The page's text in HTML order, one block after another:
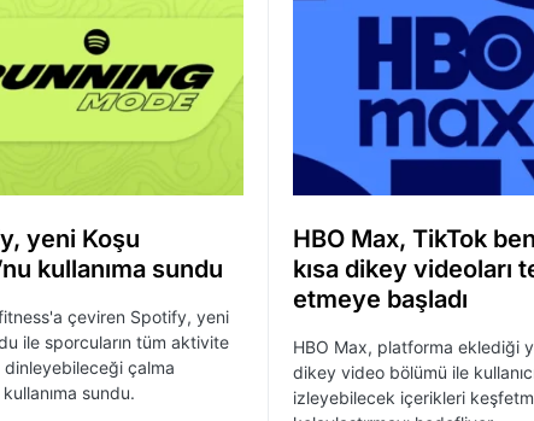
yeni Koşu
kullanıma sundu
fitness'a çeviren Spotify, yeni
ile sporcuların tüm aktivite
çalma
sundu.
HBO Max, TikTok
kısa dikey videoları
etmeye başladı
HBO Max, platforma eklediği
dikey video bölümü ile
izleyebilecek içerikleri